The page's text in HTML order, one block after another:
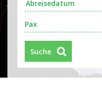
Pax
Suche